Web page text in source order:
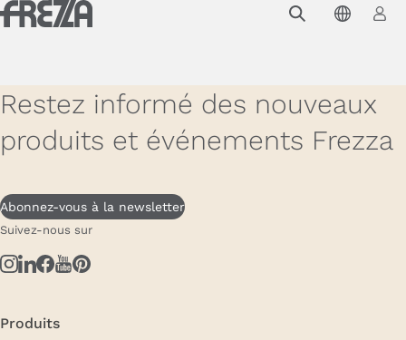
Skip to main content
Collections
Frezza
Magazine
Downloads
Contacts
Restez informé des nouveaux
produits et événements Frezza
Abonnez-vous à la newsletter
Suivez-nous sur
Produits